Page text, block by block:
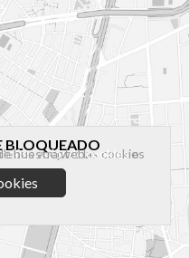
BLOQUEADO
de cookies
nuestra web.